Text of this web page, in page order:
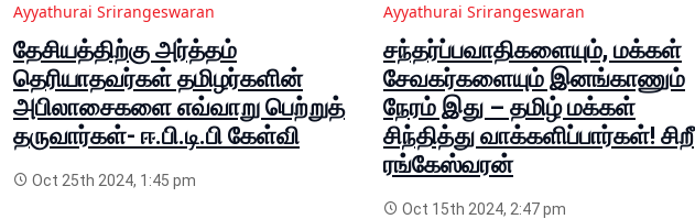
Ayyathurai Srirangeswaran
தேசியத்திற்கு அர்த்தம்
தெரியாதவர்கள் தமிழர்களின்
அபிலாசைகளை எவ்வாறு பெற்றுத்
தருவார்கள்- ஈ.பி.டி.பி கேள்வி
Oct 25th 2024, 1:45 pm
Ayyathurai Srirangeswaran
சந்தர்ப்பவாதிகளையும், மக்கள்
சேவகர்களையும் இனங்காணும்
நேரம் இது – தமிழ் மக்கள்
சிந்தித்து வாக்களிப்பார்கள்! சிறீ
ரங்கேஸ்வரன்
Oct 15th 2024, 2:47 pm